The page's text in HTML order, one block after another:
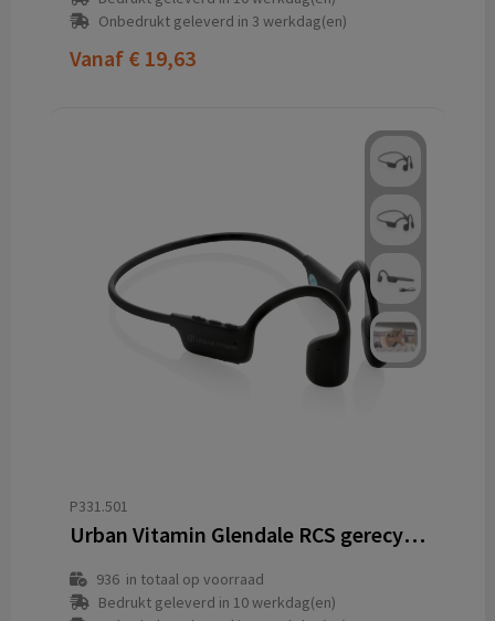
Onbedrukt geleverd in 3 werkdag(en)
Vanaf € 19,63
P331.501
Urban Vitamin Glendale RCS gerecycled plastic hoofdtelefoon
936in totaal op voorraad
Bedrukt geleverd in 10 werkdag(en)